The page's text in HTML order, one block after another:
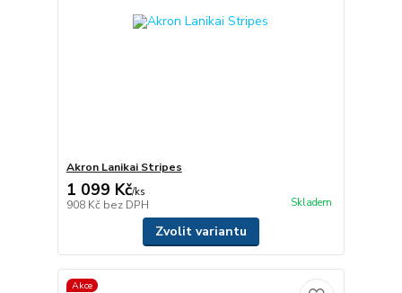
Akron Lanikai Stripes
1 099 Kč/ks
908 Kč bez DPH Skladem
Zvolit variantu
Akce